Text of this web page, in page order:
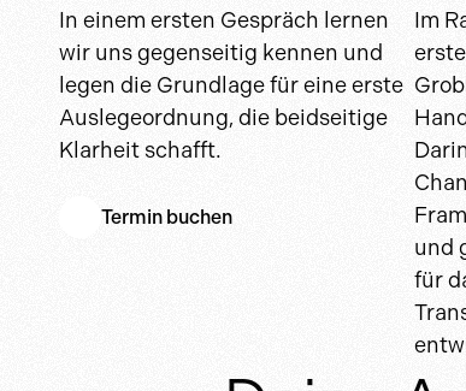
In einem ersten Gespräch lernen
wir uns gegenseitig kennen und
legen die Grundlage für eine erste
Auslegeordnung, die beidseitige
Klarheit schafft.
Termin buchen
Im
und
für